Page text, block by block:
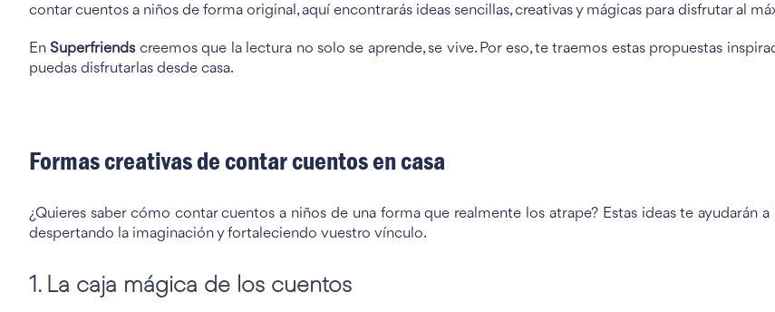
contar cuentos a niños de forma original, aquí encontrarás ideas sencillas, creativas y mágicas para disfrutar al
EnSuperfriendscreemos que la lectura no solo se aprende, se vive. Por eso, te traemos estas propuestas
puedas disfrutarlas desde casa.
Formas creativas de contar cuentos en casa
¿Quieres saber cómo contar cuentos a niños de una forma que realmente los atrape? Estas ideas te
despertando la imaginación y fortaleciendo vuestro vínculo.
1. La caja mágica de los cuentos